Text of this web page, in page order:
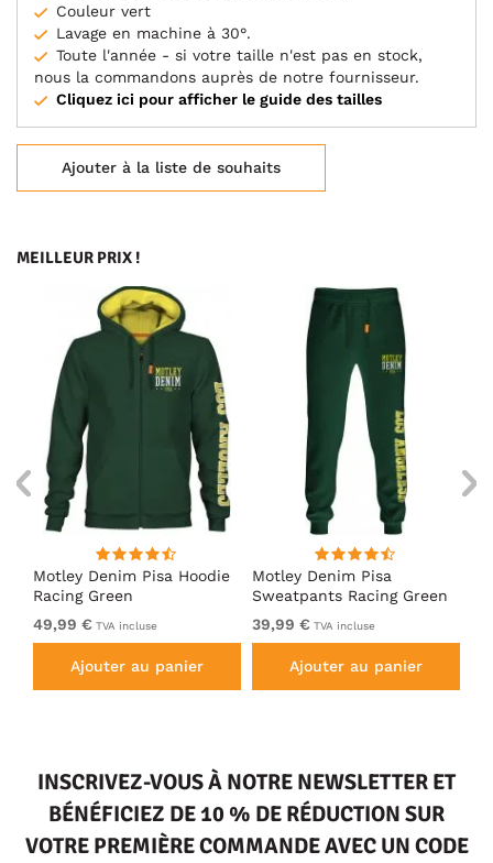
Couleur vert
Lavage en machine à 30°.
Toute l'année - si votre taille n'est pas en stock,
nous la commandons auprès de notre fournisseur.
Cliquez ici pour afficher le guide des tailles
Ajouter à la liste de souhaits
MEILLEUR PRIX !
Motley Denim Pisa Hoodie
Racing Green
49,99 € TVA incluse
Ajouter au panier
Motley Denim Pisa
Sweatpants Racing Green
39,99 € TVA incluse
Ajouter au panier
INSCRIVEZ-VOUS À NOTRE NEWSLETTER ET
BÉNÉFICIEZ DE 10 % DE RÉDUCTION SUR
VOTRE PREMIÈRE COMMANDE AVEC UN CODE